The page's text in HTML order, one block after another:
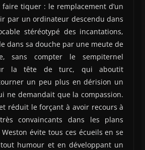
tiquer : le remplacement d’un
par un ordinateur descendu dans
stéréotypé des incantations,
dans sa douche par une meute de
sans compter le sempiternel
la tête de turc, qui aboutit
un peu plus en dérision un
ne demandait que la compassion.
réduit le forçant à avoir recours à
convaincants dans les plans
Weston évite tous ces écueils en se
humour et en développant un